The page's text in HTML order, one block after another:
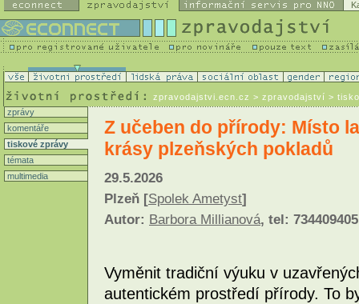
zpravodajstvi.ecn.cz > zpravodajství >
zprávy
komentáře
tiskové zprávy
témata
multimedia
Z učeben do přírody: Místo
krásy plzeňských pokladů
29.5.2026
Plzeň [Spolek Ametyst]
Autor: Barbora Millianová, tel: 734409405
Vyměnit tradiční výuku v
autentickém prostředí přírody. To